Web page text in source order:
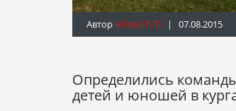
Автор Info@fft.tj | 07.08.2015
Определились
детей и юношей в